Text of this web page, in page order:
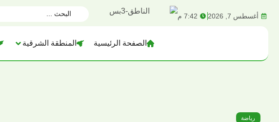
أغسطس 7, 2026 7:42 م
الصفحة الرئيسية المنطقة الشرقية
رياضة